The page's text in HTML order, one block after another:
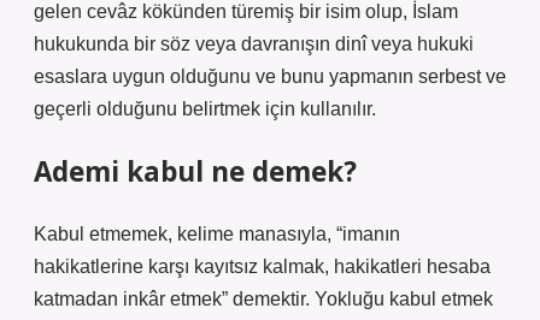
gelen cevâz kökünden türemiş bir isim olup, İslam
hukukunda bir söz veya davranışın dinî veya hukuki
esaslara uygun olduğunu ve bunu yapmanın serbest ve
geçerli olduğunu belirtmek için kullanılır.
Ademi kabul ne demek?
Kabul etmemek, kelime manasıyla, “imanın
hakikatlerine karşı kayıtsız kalmak, hakikatleri hesaba
katmadan inkâr etmek” demektir. Yokluğu kabul etmek